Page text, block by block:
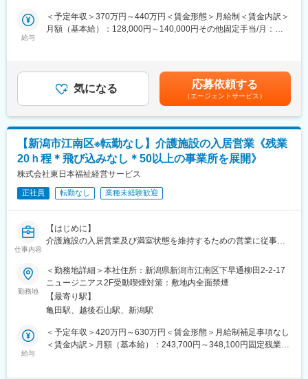
■職務内容：
（1）エリアマネジメント：
（2）人材マネジメント：
・採用、育成、配置、評価
・拠点責任者の育成、チームビルディング
・各拠点への指導
・法令遵守体制の構築、内部監査
（4）自治体連携・地域対応
・各自治体との折衝、連携業務
・行政提出書類、各種帳票管理
（5） 支店運営管理
・勤怠管理
・介護関連講座の運営、管理
■仕事の魅力：
・経営視点を持って事業を推進できる裁量
・将来的に支店長として組織を牽引するキャリアパス
・医療・介護のインフラを支える社会的意義の大きい仕事
■研修制度：
介護業界などの専門知識を学べるプログラムが充実しており、業
給与
＜予定年収＞370万円～440万円＜賃金形態＞月給制＜賃金内訳＞
月額（基本給）：128,000円～140,000円その他固定手当/月：
無＞有＜残業手当＞有＜給与補足＞■賞与：年2回■昇給：年1回賃
金はあくまでも目安の金額であり、選考を通じて上下する可能性
があります。月給(月額)は固定手当を含めた表記です。
気になる 応募依頼する
（エージェントサービス）
【新潟市江南区※転勤なし】介護施設の入居営業《残業
20ｈ程＊飛び込みなし＊50以上の事業所を展開》
株式会社東日本福祉経営サービス
正社員 転勤なし 業種未経験歓迎
仕事内容
【はじめに】
介護施設の入居営業及び満室状態を維持するための営業に従事し
代理店営業のようなスタイルです。飛び込み営業や荷電営業はほ
とんどございません。
【業務内容】
・病院や地域包括、紹介会社と連携し入居紹介の促進
・入居希望者やご家族への提案
・施設見学の同行
勤務地
＜勤務地詳細＞本社住所：新潟県新潟市江南区下早通柳田2-2-17
ニュージニアス2F受動喫煙対策：敷地内全面禁煙
【最寄り駅】
亀田駅、越後石山駅、新潟駅
給与
＜予定年収＞420万円～630万円＜賃金形態＞月給制補足事項なし
＜賃金内訳＞月額（基本給）：243,700円～348,100円固定残業手